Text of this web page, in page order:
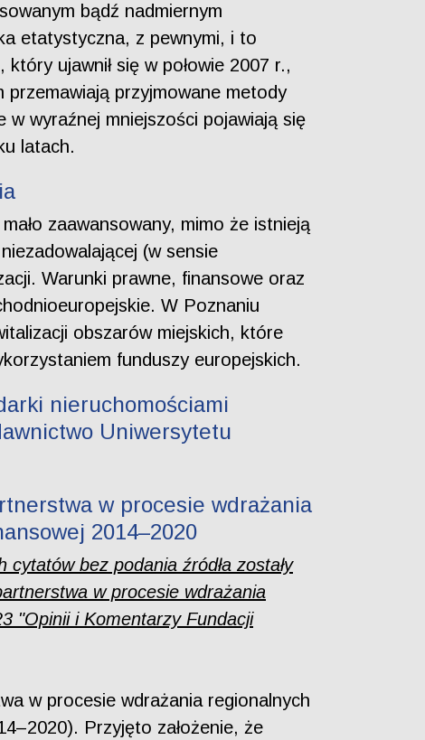
bądź nadmiernym
etatystyczna, z pewnymi, i to
ujawnił się w połowie 2007 r.,
przemawiają przyjmowane metody
wyraźnej mniejszości pojawiają się
latach.
zaawansowany, mimo że istnieją
(w sensie
Warunki prawne, finansowe oraz
W Poznaniu
obszarów miejskich, które
funduszy europejskich.
nieruchomościami
Uniwersytetu
w procesie wdrażania
2014–2020
bez podania źródła zostały
w procesie wdrażania
"Opinii i Komentarzy Fundacji
w procesie wdrażania regionalnych
Przyjęto założenie, że